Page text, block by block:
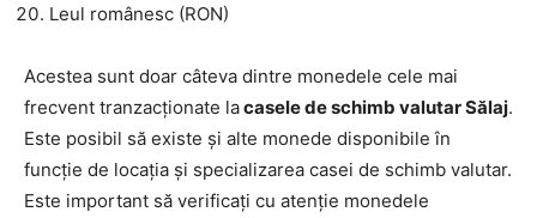
Leul românesc (RON)
Acestea sunt doar câteva dintre monedele cele mai
frecvent tranzacționate lacasele de schimb valutar Sălaj.
Este posibil să existe și alte monede disponibile în
funcție de locația și specializarea casei de schimb valutar.
Este important să verificați cu atenție monedele